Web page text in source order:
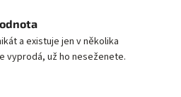
a existuje jen v několika
vyprodá, už ho neseženete.